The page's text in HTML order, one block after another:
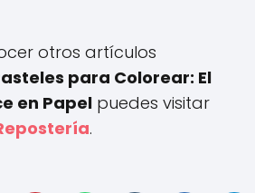
otros artículos
para Colorear: El
en Papel puedes visitar
.